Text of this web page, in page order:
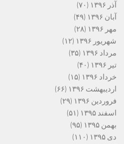
آذر ۱۳۹۶
(۷۰)
آبان ۱۳۹۶
(۴۹)
مهر ۱۳۹۶
(۲۸)
شهریور ۱۳۹۶
(۱۲)
مرداد ۱۳۹۶
(۳۵)
تیر ۱۳۹۶
(۴۰)
خرداد ۱۳۹۶
(۱۵)
اردیبهشت ۱۳۹۶
(۶۶)
فروردین ۱۳۹۶
(۲۹)
اسفند ۱۳۹۵
(۵۱)
بهمن ۱۳۹۵
(۹۵)
دی ۱۳۹۵
(۱۱۰)